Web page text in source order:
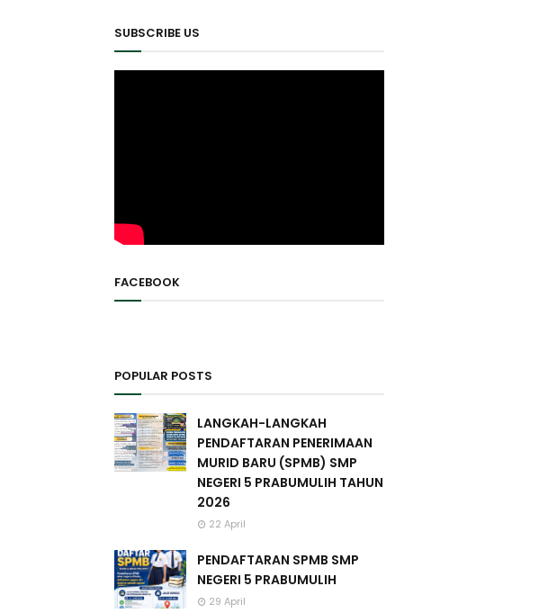
SUBSCRIBE US
FACEBOOK
POPULAR POSTS
LANGKAH-LANGKAH
PENDAFTARAN PENERIMAAN
MURID BARU (SPMB) SMP
NEGERI 5 PRABUMULIH TAHUN
2026
22 April
PENDAFTARAN SPMB SMP
NEGERI 5 PRABUMULIH
29 April